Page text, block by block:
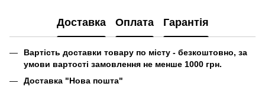
Доставка Оплата Гарантія
Вартість доставки товару по місту - безкоштовно, за
умови вартості замовлення не менше 1000 грн.
Доставка "Нова пошта"